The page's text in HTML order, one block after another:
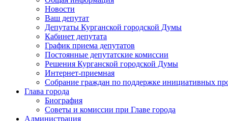
Новости
Ваш депутат
Депутаты Курганской городской Думы
Кабинет депутата
График приема депутатов
Постоянные депутатские комиссии
Решения Курганской городской Думы
Интернет-приемная
Собрание граждан по поддержке инициативных
Глава города
Биография
Советы и комиссии при Главе города
Администрация